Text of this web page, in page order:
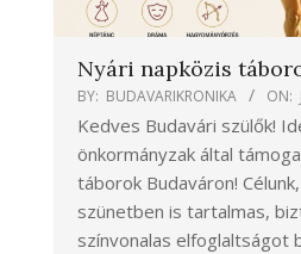
Nyári napközis
BY: BUDAVARIKRONIKA ON:
Kedves Budavári szülők!
önkormányzak által
táborok Budaváron!
szünetben is tartalmas,
színvonalas elfoglaltságot